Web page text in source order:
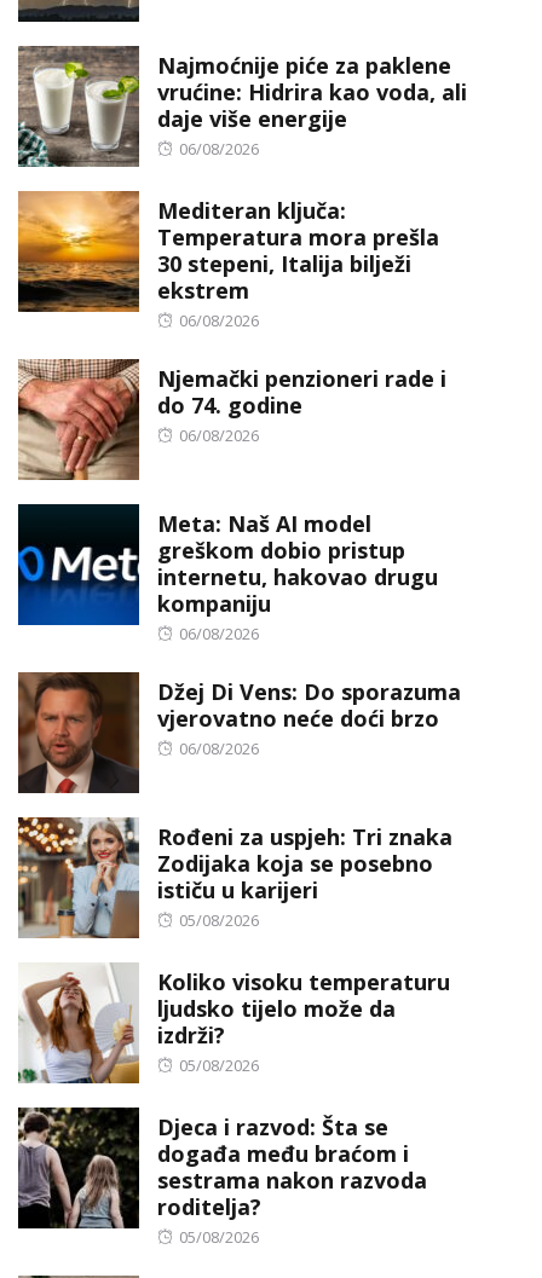
Najmoćnije piće za paklene
vrućine: Hidrira kao voda, ali
daje više energije
Posted
06/08/2026
Mediteran ključa:
Temperatura mora prešla
30 stepeni, Italija bilježi
ekstrem
Posted
06/08/2026
Njemački penzioneri rade i
do 74. godine
Posted
06/08/2026
Meta: Naš AI model
greškom dobio pristup
internetu, hakovao drugu
kompaniju
Posted
06/08/2026
Džej Di Vens: Do sporazuma
vjerovatno neće doći brzo
Posted
06/08/2026
Rođeni za uspjeh: Tri znaka
Zodijaka koja se posebno
ističu u karijeri
Posted
05/08/2026
Koliko visoku temperaturu
ljudsko tijelo može da
izdrži?
Posted
05/08/2026
Djeca i razvod: Šta se
događa među braćom i
sestrama nakon razvoda
roditelja?
Posted
05/08/2026